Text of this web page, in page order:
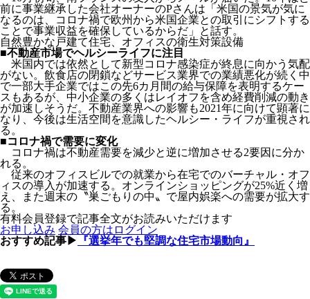
前に事業継承した会社オーナーのPさんは「米国の景気が気に
なるのは、コロナ禍で欧州から米国企業との取引にシフトする
ことで事業収益を確保しているからだ」と話す。
自然豊かな戸建て住宅、オフィスの衛生対策設備
■不動産市場でヘルシーライフに注目
米国内では依然として新型コロナ感染症が終息に向かう気配
がない。飲食店の閉鎖などサービス業界での業績悪化が続く中
で一部大手企業ではこの先6カ月間の給与保障を表明するケー
スもあるが、中小企業の多くはレイオフを含め経費削減の動き
が加速しそうだ。不動産業界への影響も2021年に向けて顕著に
なり、今後は生活空間を意識したヘルシー・ライフが重視され
る。
■コロナ禍で需要に変化
コロナ禍は不動産需要を減少と逆に増加させる2要因に分か
れる。
従来のオフィスビルでの就業から在宅でのバーチャル・オフ
ィスの導入が加速する。オンラインショッピングが25%近く増
え、また週末の〝巣ごもりの中〟で屋内娯楽への需要が拡大す
る。
有料会員登録で記事全文がお読みいただけます
お申し込み 会員の方はログイン
おすすめ記事▶
『選挙年でも堅調な住宅市場動向』